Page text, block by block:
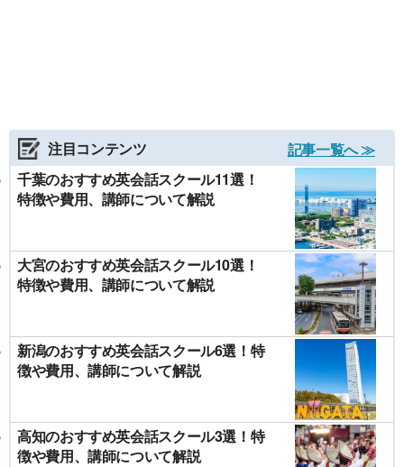
注目コンテンツ
記事一覧へ ≫
千葉のおすすめ英会話スクール11選！
特徴や費用、講師について解説
大宮のおすすめ英会話スクール10選！
特徴や費用、講師について解説
新潟のおすすめ英会話スクール6選！特
徴や費用、講師について解説
高知のおすすめ英会話スクール3選！特
徴や費用、講師について解説